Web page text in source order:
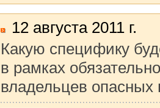
12 августа 2011 г.
Какую специфику
в рамках
владельцев